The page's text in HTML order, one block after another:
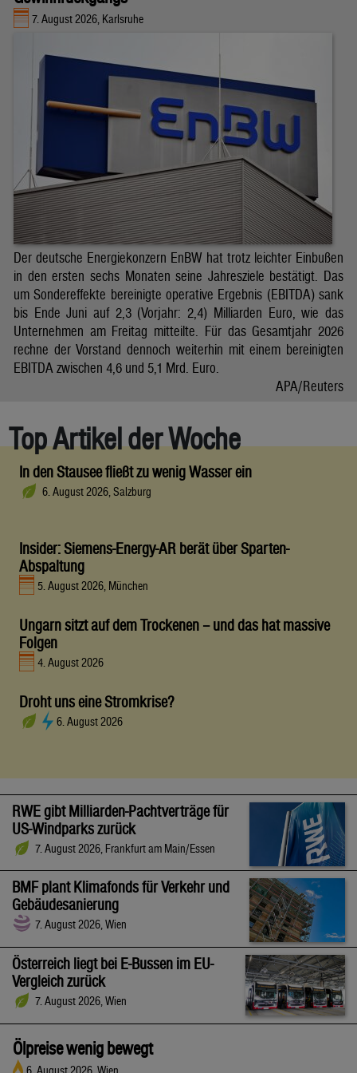
7. August 2026, Karlsruhe
Der deutsche Energiekonzern EnBW hat trotz leichter Einbußen
in den ersten sechs Monaten seine Jahresziele bestätigt. Das
um Sondereffekte bereinigte operative Ergebnis (EBITDA) sank
bis Ende Juni auf 2,3 (Vorjahr: 2,4) Milliarden Euro, wie das
Unternehmen am Freitag mitteilte. Für das Gesamtjahr 2026
rechne der Vorstand dennoch weiterhin mit einem bereinigten
EBITDA zwischen 4,6 und 5,1 Mrd. Euro.
APA/Reuters
Top Artikel der Woche
In den Stausee fließt zu wenig Wasser ein
6. August 2026, Salzburg
Insider: Siemens-Energy-AR berät über Sparten-
Abspaltung
5. August 2026, München
Ungarn sitzt auf dem Trockenen – und das hat massive
Folgen
4. August 2026
Droht uns eine Stromkrise?
6. August 2026
RWE gibt Milliarden-Pachtverträge für
US-Windparks zurück
7. August 2026, Frankfurt am Main/Essen
BMF plant Klimafonds für Verkehr und
Gebäudesanierung
7. August 2026, Wien
Österreich liegt bei E-Bussen im EU-
Vergleich zurück
7. August 2026, Wien
Ölpreise wenig bewegt